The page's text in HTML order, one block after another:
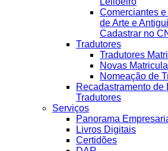
Comerciantes
de Arte e
Cadastrar no
Tradutores
Tradutores
Novas
Nomeação de
Recadastramento de
Tradutores
Serviços
Panorama
Livros Digitais
Certidões